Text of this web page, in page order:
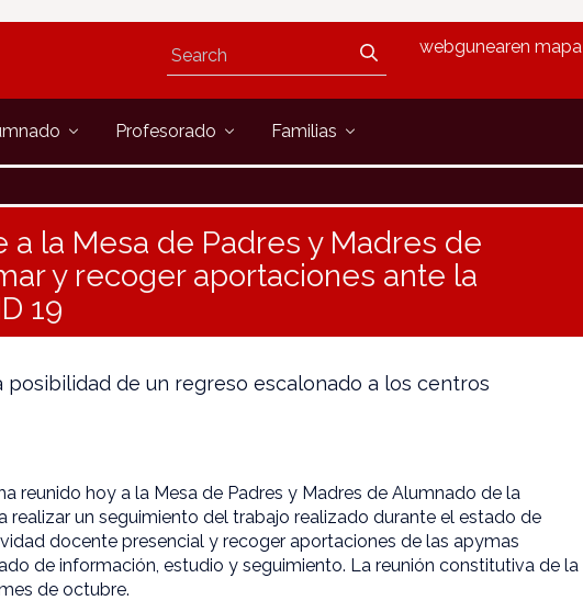
webgunearen mapa
Profesorado Familias
a la Mesa de Padres y Madres de
y recoger aportaciones ante la
19
posibilidad de un regreso escalonado a los centros
reunido hoy a la Mesa de Padres y Madres de Alumnado de la
realizar un seguimiento del trabajo realizado durante el estado de
docente presencial y recoger aportaciones de las apymas
de información, estudio y seguimiento. La reunión constitutiva de la
de octubre.